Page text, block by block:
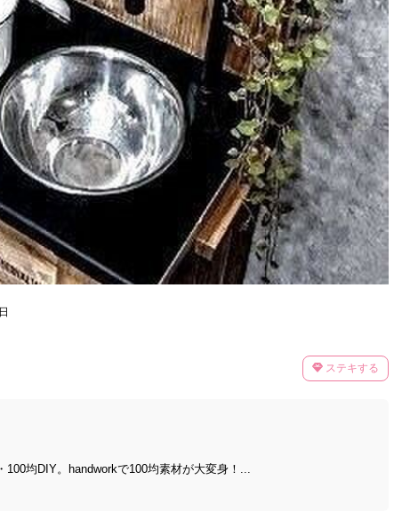
ステキする
100均DIY。handworkで100均素材が大変身！...